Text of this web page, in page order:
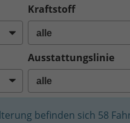
Kraftstoff
Ausstattungslinie
befinden sich 58